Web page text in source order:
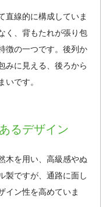
直線的に構成していま
く、背もたれが張り包
徴の一つです。後列か
みに見える、後ろから
いです。
るデザイン
木を用い、高級感やぬ
製ですが、通路に面し
イン性を高めていま